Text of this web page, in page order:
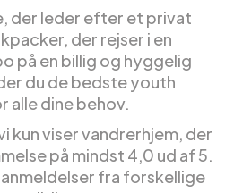
der leder efter et privat
der rejser i en
på en billig og hyggelig
du de bedste youth
alle dine behov.
kun viser vandrerhjem, der
på mindst 4,0 ud af 5.
fra forskellige